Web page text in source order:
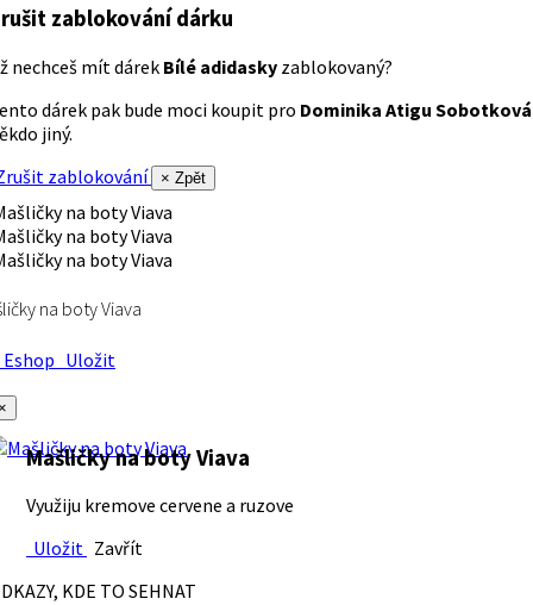
zablokování dárku
nechceš mít dárek Bílé adidasky zablokovaný?
dárek pak bude moci koupit pro Dominika Atigu Sobotková
jiný.
zablokování
× Zpět
na boty Viava
Uložit
Mašličky na boty Viava
Využiju kremove cervene a ruzove
Uložit Zavřít
KDE TO SEHNAT